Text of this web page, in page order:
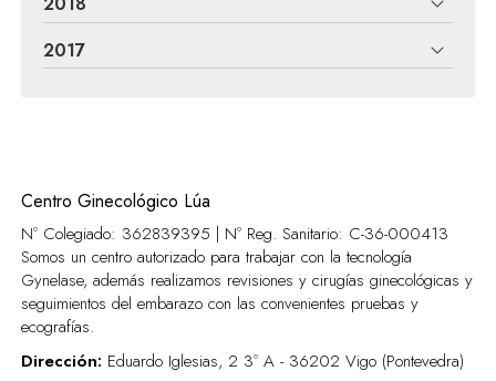
2017
Centro Ginecológico Lúa
Nº Colegiado: 362839395 | Nº Reg. Sanitario: C-36-000413
Somos un centro autorizado para trabajar con la tecnología
Gynelase, además realizamos revisiones y cirugías ginecológicas y
seguimientos del embarazo con las convenientes pruebas y
ecografías.
Dirección: Eduardo Iglesias, 2 3º A - 36202 Vigo (Pontevedra)